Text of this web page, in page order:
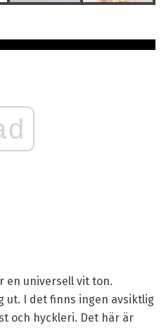
en universell vit ton.
ut. I det finns ingen avsiktlig
och hyckleri. Det här är